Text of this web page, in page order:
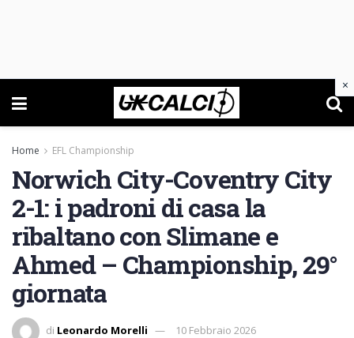
Home EFL Championship
Norwich City-Coventry City
2-1: i padroni di casa la
ribaltano con Slimane e
Ahmed – Championship, 29°
giornata
di Leonardo Morelli 10 Febbraio 2026
×